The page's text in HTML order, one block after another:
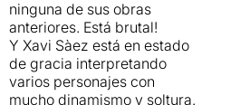
ninguna de sus obras
anteriores. Está brutal!
Y Xavi Sàez está en estado
de gracia interpretando
varios personajes con
mucho dinamismo y soltura.